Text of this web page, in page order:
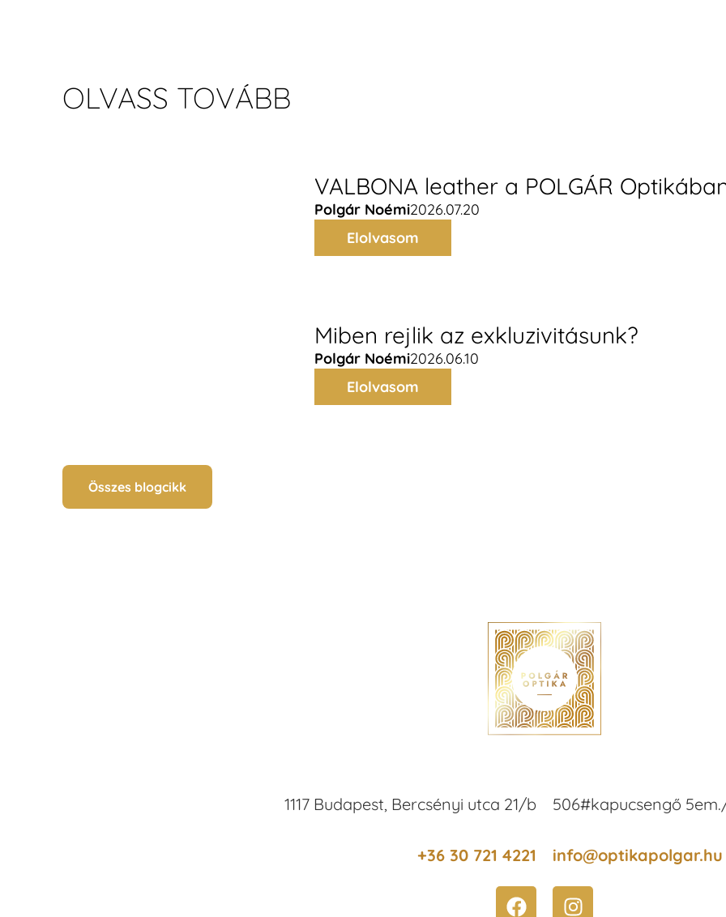
OLVASS TOVÁBB
VALBONA leather a POLGÁR
Polgár Noémi2026.07.20
Elolvasom
Miben rejlik az exkluzivitásunk?
Polgár Noémi2026.06.10
Elolvasom
Összes blogcikk
1117 Budapest, Bercsényi utca 21/b
+36 30 721 4221
506#kapucsengő
info@optikapolgar.hu